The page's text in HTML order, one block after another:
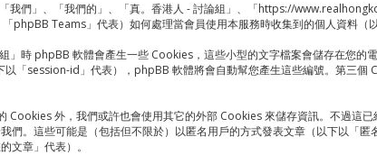
我們」、「我們的」、「真。香港人 - 討論組」、「https://
Teams」代表）如何處理當會員使用本服務時收集到的個人資料（
」時 phpBB 軟體會產生一些 Cookies，這些小型的文字檔案會儲存在您的
「session-id」代表），phpBB 軟體將會自動幫您產生這些編號。第三個
外，我們或許也會使用其它的外部 Cookies 來儲存資訊。不過這
。這些可能是（包括但不限於）以匿名用戶的方式發表文章（以下以「
文章」代表）。